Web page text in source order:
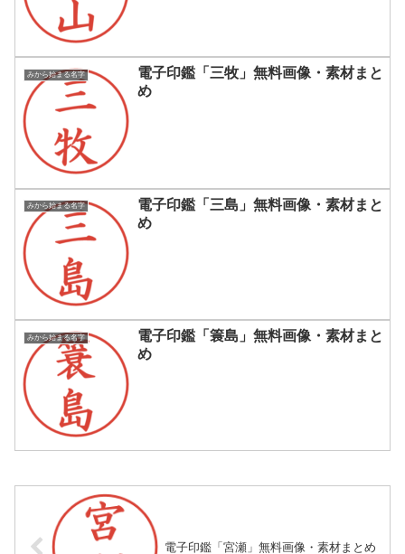
みから始まる名字
電子印鑑「三牧」無料画像・素材まと
め
みから始まる名字
電子印鑑「三島」無料画像・素材まと
め
みから始まる名字
電子印鑑「簑島」無料画像・素材まと
め
電子印鑑「宮瀬」無料画像・素材まとめ